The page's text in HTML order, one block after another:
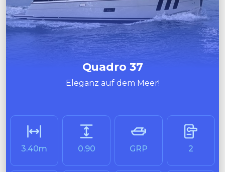
Unternehmens
Leistungen
Quadro 37
Eleganz auf dem Meer!
3.40m 0.90 GRP 2